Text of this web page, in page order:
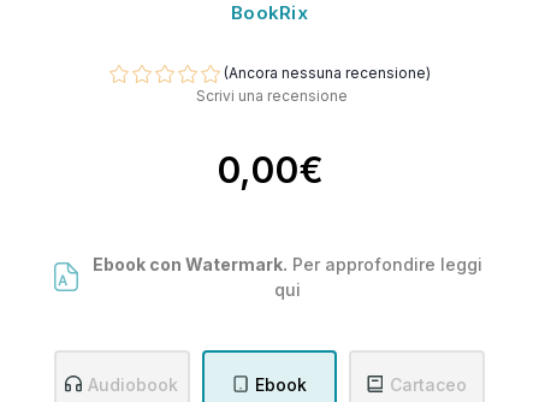
BookRix
(Ancora nessuna recensione)
Scrivi una recensione
0,00€
Ebook con Watermark. Per approfondire leggi
qui
Audiobook
Ebook
Cartaceo